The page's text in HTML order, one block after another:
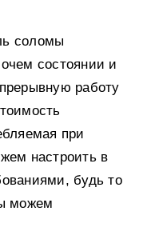
соломы
состоянии и
работу
при
настроить в
будь то
можем